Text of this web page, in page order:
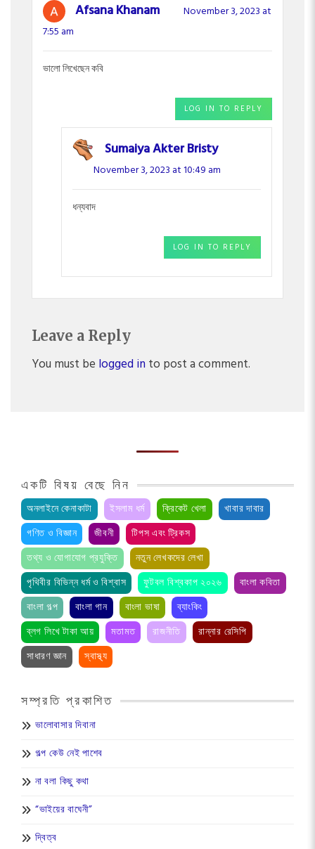
Afsana Khanam
November 3, 2023 at
7:55 am
ভালো লিখেছেন কবি
LOG IN TO REPLY
Sumaiya Akter Bristy
November 3, 2023 at 10:49 am
ধন্যবাদ
LOG IN TO REPLY
Leave a Reply
You must be logged in to post a comment.
একটি বিষয় বেছে নিন
অনলাইনে কেনাকাটা
ইসলাম ধর্ম ক্রিকেট খেলা
খাবার দাবার
গণিত ও বিজ্ঞান
জীবনী
টিপস এবং ট্রিকস
তথ্য ও যোগাযোগ প্রযুক্তি
নতুন লেখকদের লেখা
পৃথিবীর বিভিন্ন ধর্ম ও বিশ্বাস
ফুটবল বিশ্বকাপ ২০২৬
বাংলা কবিতা
বাংলা গল্প
বাংলা গান বাংলা ভাষা
ব্যাংকিং
ব্লগ লিখে টাকা আয়
মতামত রাজনীতি
রান্নার রেসিপি
সাধারণ জ্ঞান
স্বাস্থ্য
সম্প্রতি প্রকাশিত
ভালোবাসার দিবানা
গল্প কেউ নেই পাশেব
না বলা কিছু কথা
“ভাইয়ের বাঘেনী”
দ্বিত্ব